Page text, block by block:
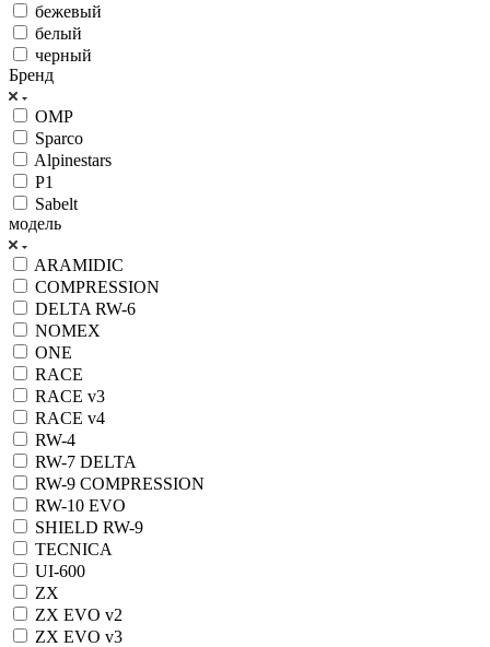
бежевый
белый
черный
Бренд
OMP
Sparco
Alpinestars
P1
Sabelt
модель
ARAMIDIC
COMPRESSION
DELTA RW-6
NOMEX
ONE
RACE
RACE v3
RACE v4
RW-4
RW-7 DELTA
RW-9 COMPRESSION
RW-10 EVO
SHIELD RW-9
TECNICA
UI-600
ZX
ZX EVO v2
ZX EVO v3